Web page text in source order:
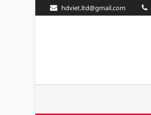
hdviet.ltd@gmail.com